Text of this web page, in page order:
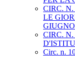
CIRC.
LE
CIRC.
Circ. n.